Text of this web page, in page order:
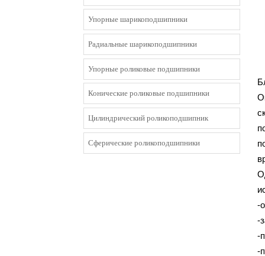
Упорные шарикоподшипники
Радиальные шарикоподшипники
Упорные роликовые подшипники
Конические роликовые подшипники
Цилиндрический роликоподшипник
Сферические роликоподшипники
-
-
-
-